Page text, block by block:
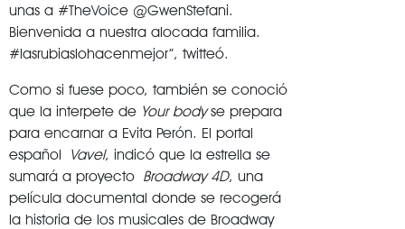
unas a #TheVoice @GwenStefani.
Bienvenida a nuestra alocada familia.
#lasrubiaslohacenmejor”, twitteó.
Como si fuese poco, también se conoció
que la interpete de Your bodyse prepara
para encarnar a Evita Perón. El portal
español
Vavel, indicó que la estrella se
sumará a proyecto Broadway 4D, una
película documental donde se recogerá
la historia de los musicales de Broadway